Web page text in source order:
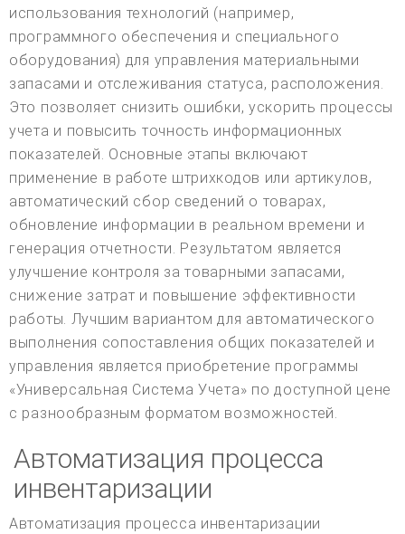
использования технологий (например,
программного обеспечения и специального
оборудования) для управления материальными
запасами и отслеживания статуса, расположения.
Это позволяет снизить ошибки, ускорить процессы
учета и повысить точность информационных
показателей. Основные этапы включают
применение в работе штрихкодов или артикулов,
автоматический сбор сведений о товарах,
обновление информации в реальном времени и
генерация отчетности. Результатом является
улучшение контроля за товарными запасами,
снижение затрат и повышение эффективности
работы. Лучшим вариантом для автоматического
выполнения сопоставления общих показателей и
управления является приобретение программы
«Универсальная Система Учета» по доступной цене
с разнообразным форматом возможностей.
Автоматизация процесса
инвентаризации
Автоматизация процесса инвентаризации